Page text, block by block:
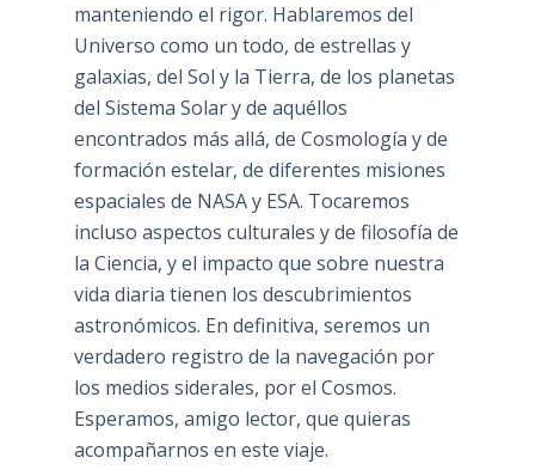
manteniendo el rigor. Hablaremos del
Universo como un todo, de estrellas y
galaxias, del Sol y la Tierra, de los planetas
del Sistema Solar y de aquéllos
encontrados más allá, de Cosmología y de
formación estelar, de diferentes misiones
espaciales de NASA y ESA. Tocaremos
incluso aspectos culturales y de filosofía de
la Ciencia, y el impacto que sobre nuestra
vida diaria tienen los descubrimientos
astronómicos. En definitiva, seremos un
verdadero registro de la navegación por
los medios siderales, por el Cosmos.
Esperamos, amigo lector, que quieras
acompañarnos en este viaje.